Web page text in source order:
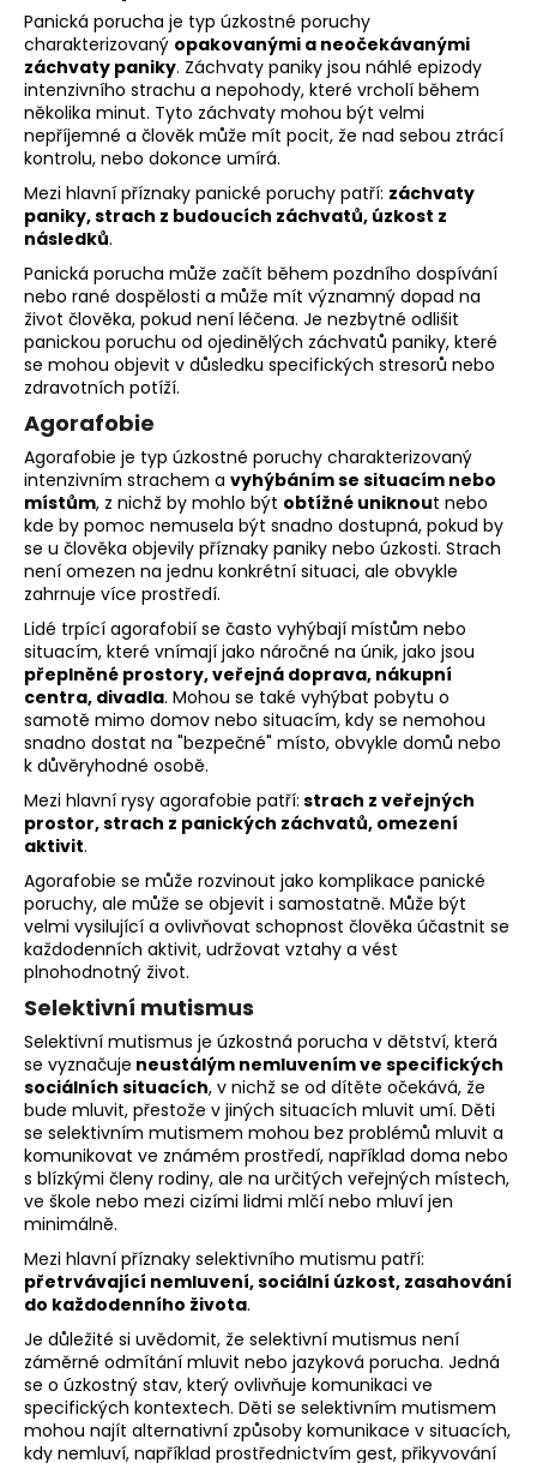
Panická porucha je typ úzkostné poruchy
charakterizovaný opakovanými a neočekávanými
záchvaty paniky. Záchvaty paniky jsou náhlé epizody
intenzivního strachu a nepohody, které vrcholí během
několika minut. Tyto záchvaty mohou být velmi
nepříjemné a člověk může mít pocit, že nad sebou ztrácí
kontrolu, nebo dokonce umírá.
Mezi hlavní příznaky panické poruchy patří: záchvaty
paniky, strach z budoucích záchvatů, úzkost z
následků.
Panická porucha může začít během pozdního dospívání
nebo rané dospělosti a může mít významný dopad na
život člověka, pokud není léčena. Je nezbytné odlišit
panickou poruchu od ojedinělých záchvatů paniky, které
se mohou objevit v důsledku specifických stresorů nebo
zdravotních potíží.
Agorafobie
Agorafobie je typ úzkostné poruchy charakterizovaný
intenzivním strachem a vyhýbáním se situacím nebo
místům, z nichž by mohlo být obtížné uniknout nebo
kde by pomoc nemusela být snadno dostupná, pokud by
se u člověka objevily příznaky paniky nebo úzkosti. Strach
není omezen na jednu konkrétní situaci, ale obvykle
zahrnuje více prostředí.
Lidé trpící agorafobií se často vyhýbají místům nebo
situacím, které vnímají jako náročné na únik, jako jsou
přeplněné prostory, veřejná doprava, nákupní
centra, divadla. Mohou se také vyhýbat pobytu o
samotě mimo domov nebo situacím, kdy se nemohou
snadno dostat na "bezpečné" místo, obvykle domů nebo
k důvěryhodné osobě.
Mezi hlavní rysy agorafobie patří: strach z veřejných
prostor, strach z panických záchvatů, omezení
aktivit.
Agorafobie se může rozvinout jako komplikace panické
poruchy, ale může se objevit i samostatně. Může být
velmi vysilující a ovlivňovat schopnost člověka účastnit se
každodenních aktivit, udržovat vztahy a vést
plnohodnotný život.
Selektivní mutismus
Selektivní mutismus je úzkostná porucha v dětství, která
se vyznačuje neustálým nemluvením ve specifických
sociálních situacích, v nichž se od dítěte očekává, že
bude mluvit, přestože v jiných situacích mluvit umí. Děti
se selektivním mutismem mohou bez problémů mluvit a
komunikovat ve známém prostředí, například doma nebo
s blízkými členy rodiny, ale na určitých veřejných místech,
ve škole nebo mezi cizími lidmi mlčí nebo mluví jen
minimálně.
Mezi hlavní příznaky selektivního mutismu patří:
přetrvávající nemluvení, sociální úzkost, zasahování
do každodenního života.
Je důležité si uvědomit, že selektivní mutismus není
záměrné odmítání mluvit nebo jazyková porucha. Jedná
se o úzkostný stav, který ovlivňuje komunikaci ve
specifických kontextech. Děti se selektivním mutismem
mohou najít alternativní způsoby komunikace v situacích,
kdy nemluví, například prostřednictvím gest, přikyvování